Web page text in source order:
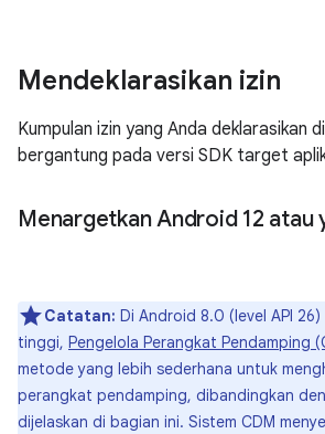
Mendeklarasikan izin
Kumpulan izin yang Anda deklarasikan
bergantung pada versi SDK target
Menargetkan Android 12 atau
Catatan: Di Android 8.0 (level API
tinggi, Pengelola Perangkat Pendamping
metode yang lebih sederhana untuk
perangkat pendamping, dibandingkan
dijelaskan di bagian ini. Sistem CDM